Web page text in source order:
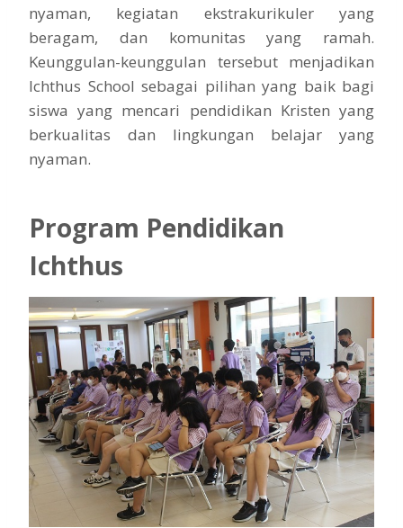
nyaman, kegiatan ekstrakurikuler yang
beragam, dan komunitas yang ramah.
Keunggulan-keunggulan tersebut menjadikan
Ichthus School sebagai pilihan yang baik bagi
siswa yang mencari pendidikan Kristen yang
berkualitas dan lingkungan belajar yang
nyaman.
Program Pendidikan
Ichthus